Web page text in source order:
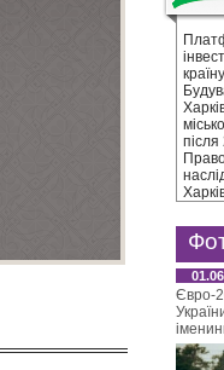
країну
після
Євро-